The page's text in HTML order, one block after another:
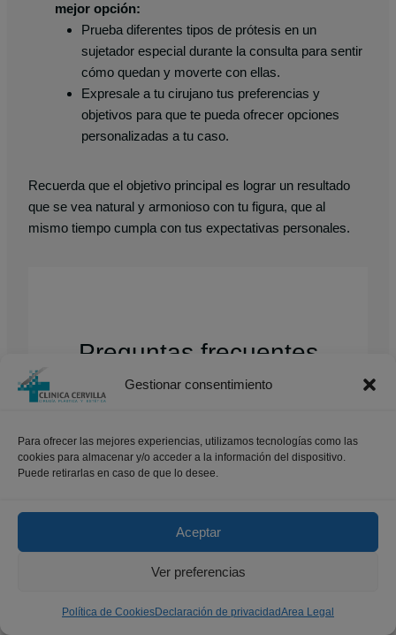
Gestionar consentimiento
Para ofrecer las mejores experiencias, utilizamos tecnologías como las
cookies para almacenar y/o acceder a la información del dispositivo.
Puede retirarlas en caso de que lo desee.
Aceptar
Ver preferencias
Política de CookiesDeclaración de privacidadArea Legal
mejor opción:
Prueba diferentes tipos de prótesis en un
sujetador especial durante la consulta para sentir
cómo quedan y moverte con ellas.
Expresale a tu cirujano tus preferencias y
objetivos para que te pueda ofrecer opciones
personalizadas a tu caso.
Recuerda que el objetivo principal es lograr un resultado
que se vea natural y armonioso con tu figura, que al
mismo tiempo cumpla con tus expectativas personales.
Preguntas frecuentes
sobre tamaño de prótesis
¿Qué debo considerar antes
de decidir mi tamaño de
prótesis de senos?
¿Puedo elegir cualquier